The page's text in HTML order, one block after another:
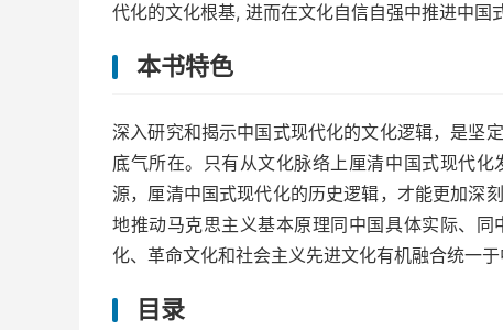
代化的文化根基, 进而在文化自信自强中推进中国
本书特色
深入研究和揭示中国式现代化的文化逻辑，是坚
底气所在。只有从文化脉络上厘清中国式现代
源，厘清中国式现代化的历史逻辑，才能更加深
地推动马克思主义基本原理同中国具体实际、
化、革命文化和社会主义先进文化有机融合统一于
目录